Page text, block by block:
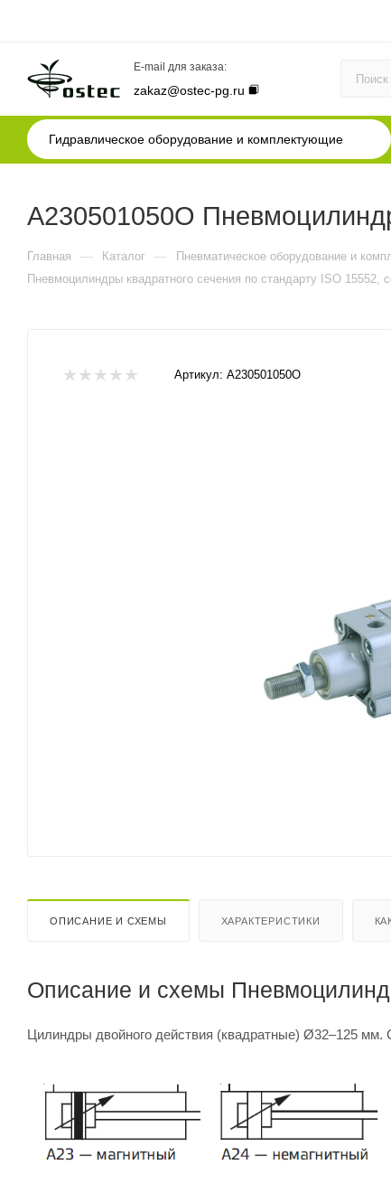
E-mail для заказа:
zakaz@ostec-pg.ru
Гидравлическое оборудование и комплектующие
A230501050O
Главная — Каталог — Пневматическое оборудование и
Пневмоцилиндры квадратного сечения по стандарту ISO 15552,
Артикул: A230501050O
ОПИСАНИЕ И СХЕМЫ ХАРАКТЕРИСТИКИ
Описание и схемы
Цилиндры двойного действия (квадратные) Ø32–125 мм.